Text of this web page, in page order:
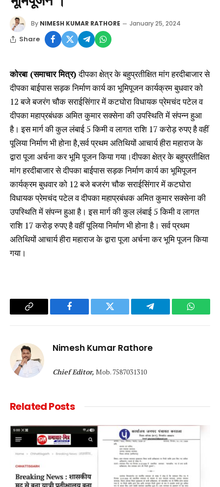
By NIMESH KUMAR RATHORE January 25, 2024
Share
कोरबा (समाचार मित्र)दीपका क्षेत्र के बहुप्रतीक्षित मांग हरदीबाजार से
दीपका बाईपास सड़क निर्माण कार्य का भूमिपूजन कार्यक्रम बुधवार को
12 बजे बजरंग चौक सराईसिंगार में कटघोरा विधायक प्रेमचंद पटेल व
दीपका महाप्रबंधक अमित कुमार सक्सेना की उपस्थिति में संपन्न हुआ
है। इस मार्ग की कुल लंबाई 5 किमी व लागत राशि 17 करोड़ रुपए है वहीं
पूलिया निर्माण भी होना है,सर्व प्रथम अतिथियों आचार्य हीरा महाराज के
द्वारा पूजा अर्चना कर भूमि पूजन किया गया।दीपका क्षेत्र के बहुप्रतीक्षित
मांग हरदीबाजार से दीपका बाईपास सड़क निर्माण कार्य का भूमिपूजन
कार्यक्रम बुधवार को 12 बजे बजरंग चौक सराईसिंगार में कटघोरा
विधायक प्रेमचंद पटेल व दीपका महाप्रबंधक अमित कुमार सक्सेना की
उपस्थिति में संपन्न हुआ है। इस मार्ग की कुल लंबाई 5 किमी व लागत
राशि 17 करोड़ रुपए है वहीं पूलिया निर्माण भी होना है। सर्व प्रथम
अतिथियों आचार्य हीरा महाराज के द्वारा पूजा अर्चना कर भूमि पूजन किया
गया।
Copy
Facebook Twitter Telegram
Nimesh Kumar Rathore
Chief Editor, Mob. 7587031310
RelatedPosts